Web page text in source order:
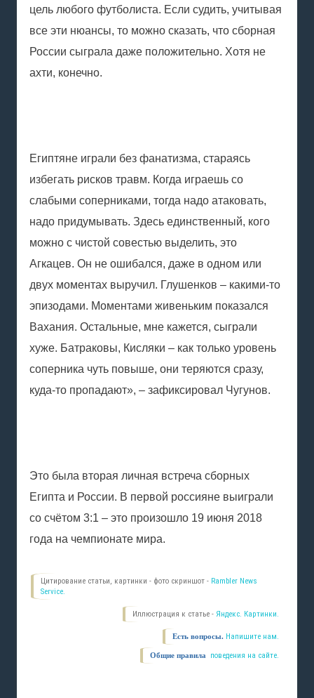
цель любого футболиста. Если судить, учитывая
все эти нюансы, то можно сказать, что сборная
России сыграла даже положительно. Хотя не
ахти, конечно.
Египтяне играли без фанатизма, стараясь
избегать рисков травм. Когда играешь со
слабыми соперниками, тогда надо атаковать,
надо придумывать. Здесь единственный, кого
можно с чистой совестью выделить, это
Агкацев. Он не ошибался, даже в одном или
двух моментах выручил. Глушенков – какими-то
эпизодами. Моментами живеньким показался
Вахания. Остальные, мне кажется, сыграли
хуже. Батраковы, Кисляки – как только уровень
соперника чуть повыше, они теряются сразу,
куда-то пропадают», – зафиксировал Чугунов.
Это была вторая личная встреча сборных
Египта и России. В первой россияне выиграли
со счётом 3:1 – это произошло 19 июня 2018
года на чемпионате мира.
Цитирование статьи, картинки - фото скриншот - Rambler News
Service.
Иллюстрация к статье - Яндекс. Картинки.
Есть вопросы. Напишите нам.
Общие правила поведения на сайте.